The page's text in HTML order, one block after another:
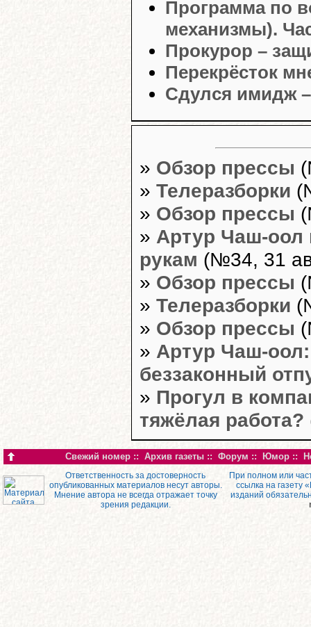
Программа по
механизмы).
Прокурор –
Перекрёсток
Сдулся имидж –
» Обзор прессы
» Телеразборки
» Обзор прессы
» Артур Чаш-оол
рукам (№34, 31
» Обзор прессы
» Телеразборки
» Обзор прессы
» Артур Чаш-
беззаконный
» Прогул в
тяжёлая работа?
Свежий номер :: Архив газеты :: Форум :: Юмор ::
Ответственность за достоверность
опубликованных материалов несут авторы.
Мнение автора не всегда отражает точку
зрения редакции.
При полном или
ссылка на газету
изданий